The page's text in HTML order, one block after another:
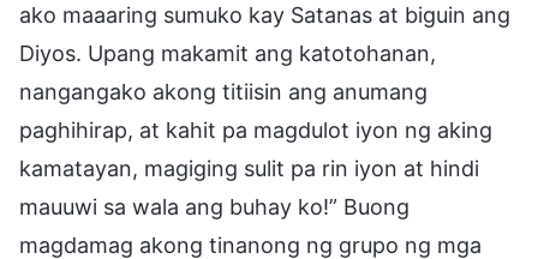
ako maaaring sumuko kay Satanas at biguin ang
Diyos. Upang makamit ang katotohanan,
nangangako akong titiisin ang anumang
paghihirap, at kahit pa magdulot iyon ng aking
kamatayan, magiging sulit pa rin iyon at hindi
mauuwi sa wala ang buhay ko!” Buong
magdamag akong tinanong ng grupo ng mga